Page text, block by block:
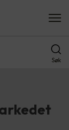
Søk